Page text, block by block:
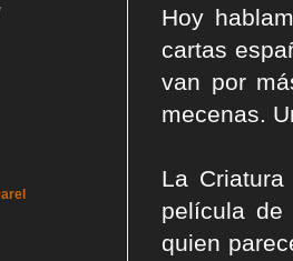
Hoy
cartas
van por
mecenas.
La
película de
quien